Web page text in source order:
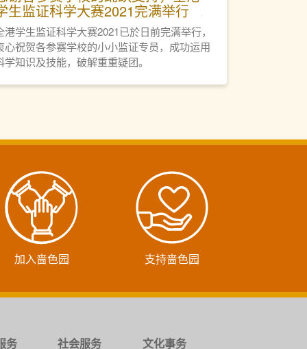
生监证科学大赛2021完满举行
港学生监证科学大赛2021已於日前完满举行，
心祝贺各参赛学校的小小监证专员，成功运用
学知识及技能，破解重重疑团。
加入啬色园 支持啬色园
务 社会服务 文化事务